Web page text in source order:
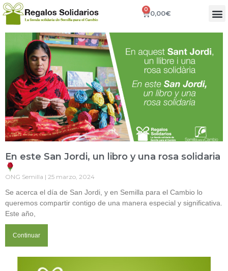
0,00€
0
En este San Jordi, un libro y una rosa solidaria
ONG Semilla 25 marzo, 2024
Se acerca el día de San Jordi, y en Semilla para el Cambio lo
queremos compartir contigo de una manera especial y significativa.
Este año,
Continuar